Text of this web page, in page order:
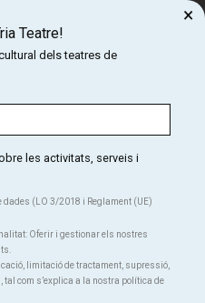
Teatre!
dels teatres de
les activitats, serveis i
dades (LO 3/2018 i Reglament (UE)
Oferir i gestionar els nostres
limitació de tractament, supressió,
tal com s’explica a la nostra política de
×